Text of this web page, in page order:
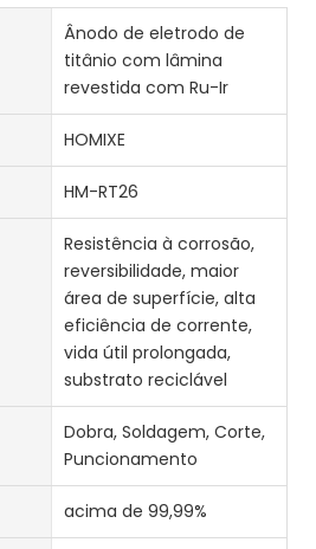
Ânodo de eletrodo de
titânio com lâmina
revestida com Ru-Ir
HOMIXE
HM-RT26
Resistência à corrosão,
reversibilidade, maior
área de superfície, alta
eficiência de corrente,
vida útil prolongada,
substrato reciclável
Dobra, Soldagem, Corte,
Puncionamento
acima de 99,99%